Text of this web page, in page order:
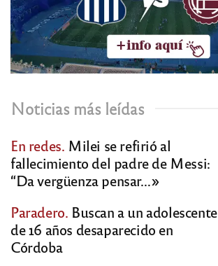
Noticias más leídas
En redes. Milei se refirió al
fallecimiento del padre de Messi:
“Da vergüenza pensar…»
Paradero. Buscan a un adolescente
de 16 años desaparecido en
Córdoba